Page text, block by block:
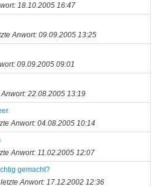
18.10.2005 16:47
Anwort: 09.09.2005 13:25
09.09.2005 09:01
Anwort: 22.08.2005 13:19
Anwort: 04.08.2005 10:14
Anwort: 11.02.2005 12:07
gemacht?
Anwort: 17.12.2002 12:36